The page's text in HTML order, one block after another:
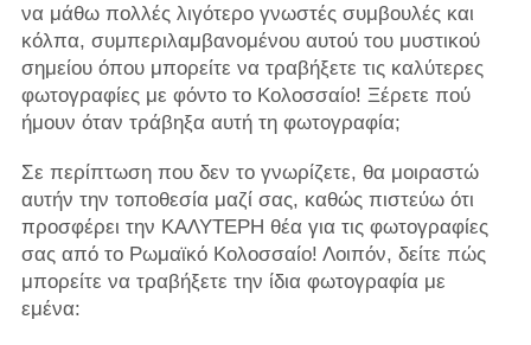
να μάθω πολλές λιγότερο γνωστές συμβουλές και
κόλπα, συμπεριλαμβανομένου αυτού του μυστικού
σημείου όπου μπορείτε να τραβήξετε τις καλύτερες
φωτογραφίες με φόντο το Κολοσσαίο! Ξέρετε πού
ήμουν όταν τράβηξα αυτή τη φωτογραφία;
Σε περίπτωση που δεν το γνωρίζετε, θα μοιραστώ
αυτήν την τοποθεσία μαζί σας, καθώς πιστεύω ότι
προσφέρει την ΚΑΛΥΤΕΡΗ θέα για τις φωτογραφίες
σας από το Ρωμαϊκό Κολοσσαίο! Λοιπόν, δείτε πώς
μπορείτε να τραβήξετε την ίδια φωτογραφία με
εμένα: